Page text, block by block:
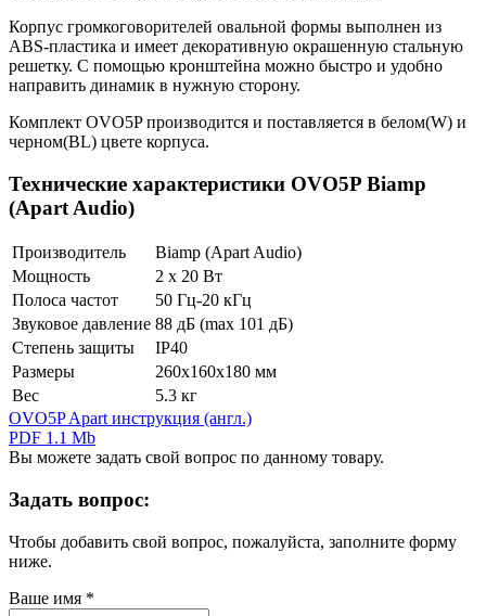
Корпус громкоговорителей овальной формы выполнен из
ABS-пластика и имеет декоративную окрашенную стальную
решетку. С помощью кронштейна можно быстро и удобно
направить динамик в нужную сторону.
Комплект OVO5P производится и поставляется в белом(W) и
черном(BL) цвете корпуса.
Технические характеристики OVO5P Biamp
(Apart Audio)
Производитель
Biamp (Apart Audio)
Мощность
2 х 20 Вт
Полоса частот
50 Гц-20 кГц
Звуковое давление 88 дБ (max 101 дБ)
Степень защиты
IP40
Размеры
260х160х180 мм
Вес
5.3 кг
OVO5P Apart инструкция (англ.)
PDF 1.1 Mb
Вы можете задать свой вопрос по данному товару.
Задать вопрос:
Чтобы добавить свой вопрос, пожалуйста, заполните форму
ниже.
Ваше имя *